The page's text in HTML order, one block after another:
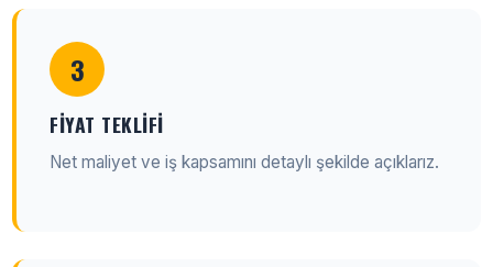
3
FIYAT TEKLIFI
Net maliyet ve iş kapsamını detaylı şekilde açıklarız.